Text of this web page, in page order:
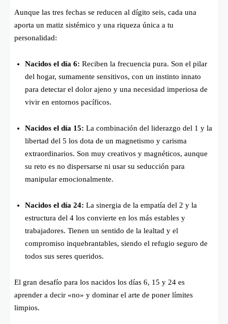
Aunque las tres fechas se reducen al dígito seis, cada una
aporta un matiz sistémico y una riqueza única a tu
personalidad:
Nacidos el día 6: Reciben la frecuencia pura. Son el pilar
del hogar, sumamente sensitivos, con un instinto innato
para detectar el dolor ajeno y una necesidad imperiosa de
vivir en entornos pacíficos.
Nacidos el día 15: La combinación del liderazgo del 1 y la
libertad del 5 los dota de un magnetismo y carisma
extraordinarios. Son muy creativos y magnéticos, aunque
su reto es no dispersarse ni usar su seducción para
manipular emocionalmente.
Nacidos el día 24: La sinergia de la empatía del 2 y la
estructura del 4 los convierte en los más estables y
trabajadores. Tienen un sentido de la lealtad y el
compromiso inquebrantables, siendo el refugio seguro de
todos sus seres queridos.
El gran desafío para los nacidos los días 6, 15 y 24 es
aprender a decir «no» y dominar el arte de poner límites
limpios.